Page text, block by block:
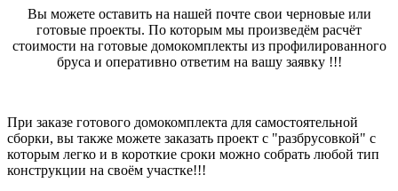
Вы можете оставить на нашей почте свои черновые или
готовые проекты. По которым мы произведём расчёт
стоимости на готовые домокомплекты из профилированного
бруса и оперативно ответим на вашу заявку !!!
При заказе готового домокомплекта для самостоятельной
сборки, вы также можете заказать проект с "разбрусовкой" с
которым легко и в короткие сроки можно собрать любой тип
конструкции на своём участке!!!